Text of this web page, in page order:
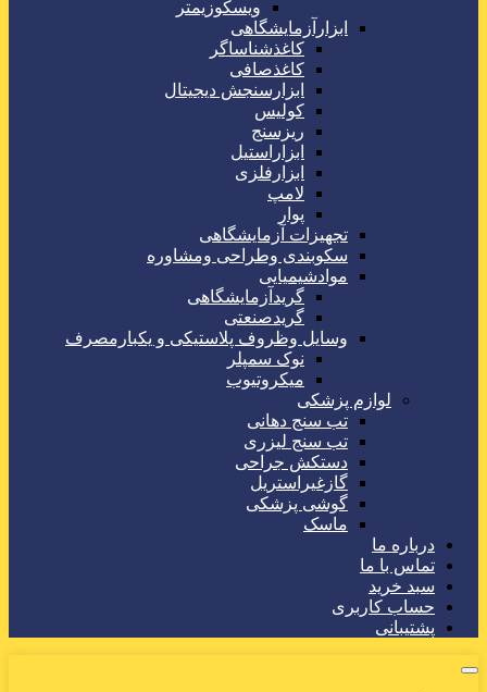
ویسکوزیمتر
ابزارآزمایشگاهی
کاغذشناساگر
کاغذصافی
ابزارسنجش دیجیتال
کولیس
ریزسنج
ابزاراستیل
ابزارفلزی
لامپ
پوار
تجهیزات آزمایشگاهی
سکوبندی وطراحی ومشاوره
موادشیمیایی
گریدآزمایشگاهی
گریدصنعتی
وسایل وظروف پلاستیکی و یکبارمصرف
نوک سمپلر
میکروتیوب
لوازم پزشکی
تب سنج دهانی
تب سنج لیزری
دستکش جراحی
گازغیراستریل
گوشی پزشکی
ماسک
درباره ما
تماس با ما
سبد خرید
حساب کاربری
پشتیبانی